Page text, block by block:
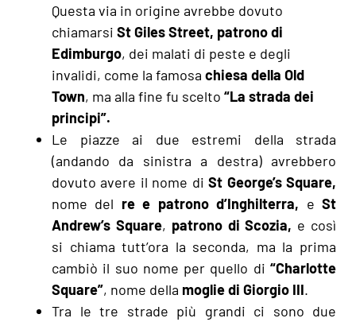
Questa via in origine avrebbe dovuto
chiamarsi St Giles Street, patrono di
Edimburgo, dei malati di peste e degli
invalidi, come la famosa chiesa della Old
Town, ma alla fine fu scelto “La strada dei
principi”.
Le piazze ai due estremi della strada
(andando da sinistra a destra) avrebbero
dovuto avere il nome di St George’s Square,
nome del re e patrono d’Inghilterra, eSt
Andrew’s Square, patrono di Scozia, e così
si chiama tutt’ora la seconda, ma la prima
cambiò il suo nome per quello di “Charlotte
Square”, nome della moglie di Giorgio III.
Tra le tre strade più grandi ci sono due